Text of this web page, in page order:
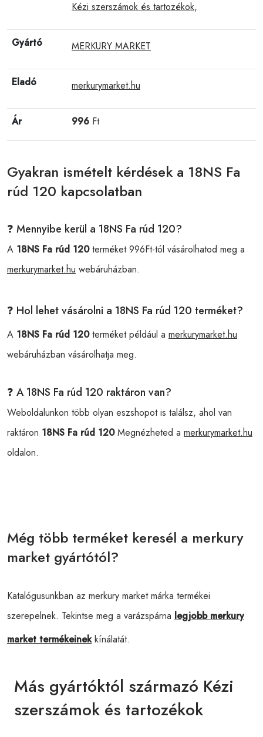
Kézi szerszámok és tartozékok,
Gyártó MERKURY MARKET
Eladó merkurymarket.hu
Ár 996 Ft
Gyakran ismételt kérdések a 18NS Fa
rúd 120 kapcsolatban
❓ Mennyibe kerül a 18NS Fa rúd 120?
A 18NS Fa rúd 120terméket 996Ft-tól vásárolhatod meg a
merkurymarket.hu webáruházban.
❓ Hol lehet vásárolni a 18NS Fa rúd 120 terméket?
A 18NS Fa rúd 120terméket például a merkurymarket.hu
webáruházban vásárolhatja meg.
❓ A 18NS Fa rúd 120 raktáron van?
Weboldalunkon több olyan eszshopot is találsz, ahol van
raktáron 18NS Fa rúd 120Megnézheted a merkurymarket.hu
oldalon.
Még több terméket keresél a merkury
market gyártótól?
Katalógusunkban az merkury market márka termékei
szerepelnek. Tekintse meg a varázspárna legjobb merkury
market termékeinekkínálatát.
Más gyártóktól származó Kézi
szerszámok és tartozékok